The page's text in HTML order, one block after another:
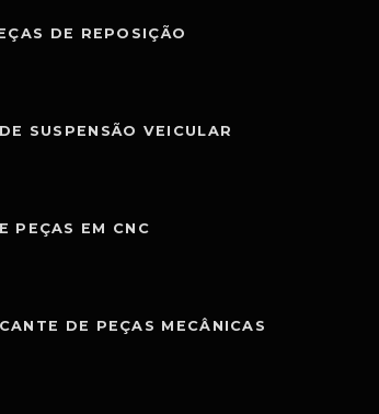
DE REPOSIÇÃO
SUSPENSÃO VEICULAR
PEÇAS EM CNC
DE PEÇAS MECÂNICAS